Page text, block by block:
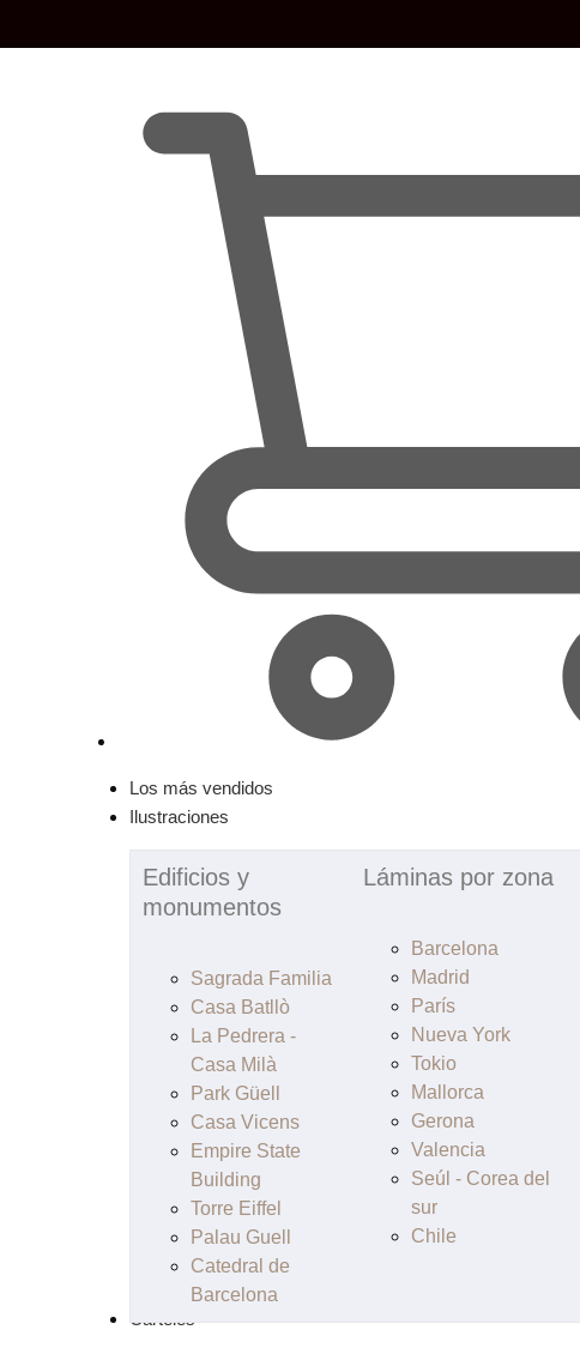
Los más vendidos
Ilustraciones
Edificios y
monumentos
Sagrada Familia
Casa Batllò
La Pedrera -
Casa Milà
Park Güell
Casa Vicens
Empire State
Building
Torre Eiffel
Palau Guell
Catedral de
Barcelona
Láminas por zona
Barcelona
Madrid
París
Nueva York
Tokio
Mallorca
Gerona
Valencia
Seúl - Corea del
sur
Chile
Carteles